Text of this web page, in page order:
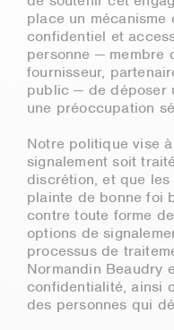
place un mécanisme
confidentiel et
personne — membre
fournisseur,
public — de déposer
une préoccupation
Notre politique vise
signalement soit
discrétion, et que
plainte de bonne foi
contre toute forme
options de
processus de
Normandin Beaudry
confidentialité, ainsi
des personnes qui